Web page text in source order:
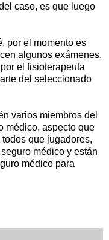
caso, es que luego
por el momento es
algunos exámenes.
el fisioterapeuta
del seleccionado
varios miembros del
médico, aspecto que
que jugadores,
médico y están
médico para